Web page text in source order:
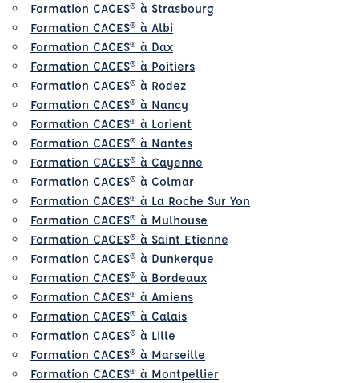
Formation CACES® à Strasbourg
Formation CACES® à Albi
Formation CACES® à Dax
Formation CACES® à Poitiers
Formation CACES® à Rodez
Formation CACES® à Nancy
Formation CACES® à Lorient
Formation CACES® à Nantes
Formation CACES® à Cayenne
Formation CACES® à Colmar
Formation CACES® à La Roche Sur Yon
Formation CACES® à Mulhouse
Formation CACES® à Saint Etienne
Formation CACES® à Dunkerque
Formation CACES® à Bordeaux
Formation CACES® à Amiens
Formation CACES® à Calais
Formation CACES® à Lille
Formation CACES® à Marseille
Formation CACES® à Montpellier